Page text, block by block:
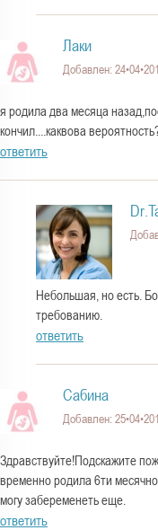
Лаки
Добавлен:
я родила два месяца
кончил....каквова
ответить
Небольшая, но есть.
требованию.
ответить
Сабина
Добавлен:
Здравствуйте!Подскажите
временно родила 6ти
могу забеременеть еще.
ответить